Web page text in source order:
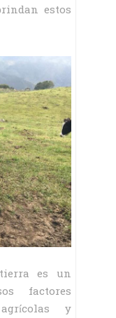
estos
es un
factores
y